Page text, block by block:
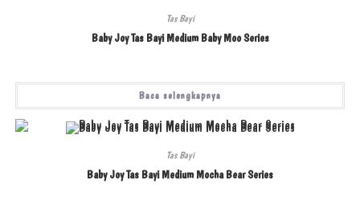
Tas Bayi
Baby Joy Tas Bayi Medium Baby Moo Series
Baca selengkapnya
Tas Bayi
Baby Joy Tas Bayi Medium Mocha Bear Series